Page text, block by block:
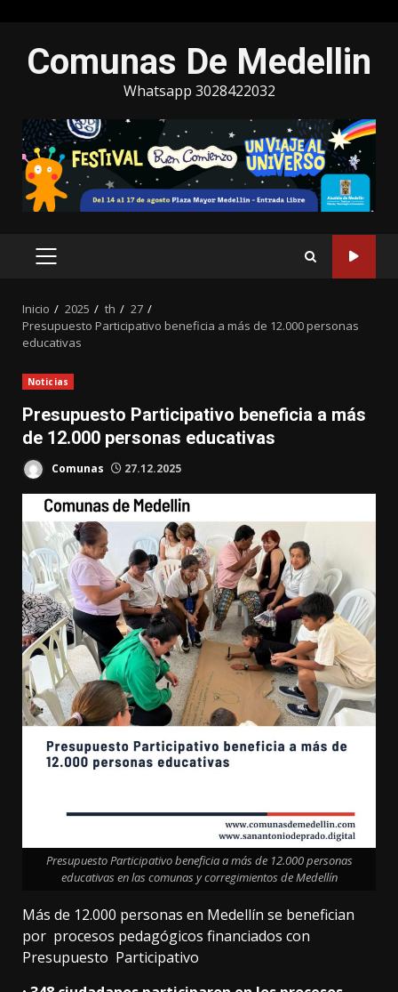
contenido
Comunas De Medellin
Whatsapp 3028422032
MENÚ
Inicio 2025 th
27
Presupuesto Participativo beneficia a más de 12.000 personas
educativas
Noticias
Presupuesto Participativo beneficia a más
de 12.000 personas educativas
Comunas 27.12.2025
Presupuesto Participativo beneficia a más de 12.000 personas
educativas en las comunas y corregimientos de Medellín
Más de 12.000 personas en Medellín se benefician
por procesos pedagógicos financiados con
Presupuesto Participativo